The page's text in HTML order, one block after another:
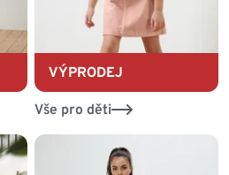
VÝPRODEJ
Vše pro děti